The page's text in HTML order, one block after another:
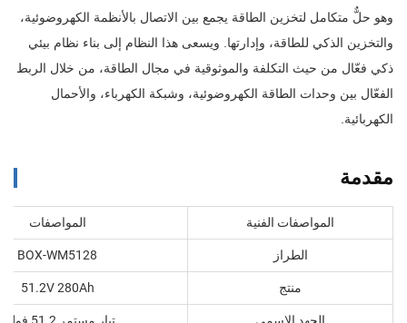
وهو حلٌّ متكامل لتخزين الطاقة يجمع بين الاتصال بالأنظمة الكهروضوئية،
والتخزين الذكي للطاقة، وإدارتها. ويسعى هذا النظام إلى بناء نظام بيئي
ذكي فعّال من حيث التكلفة والموثوقية في مجال الطاقة، من خلال الربط
الفعّال بين وحدات الطاقة الكهروضوئية، وشبكة الكهرباء، والأحمال
الكهربائية.
مقدمة
المواصفات الفنية المواصفات
الطراز BOX-WM5128
منتج 51.2V 280Ah